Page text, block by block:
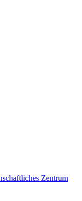
Zentrum